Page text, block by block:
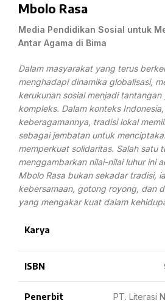
Mbolo Rasa
Media Pendidikan Sosial untuk
Antar Agama di Bima
Dalam masyarakat yang terus
menghadapi dinamika globalisasi,
kerukunan sosial menjadi tantangan
kompleks. Dalam konteks
keberagamannya, tradisi lokal
sebagai jembatan untuk
memperkuat solidaritas. Salah satu
menggambarkan nilai-nilai luhur ini
Mbolo Rasa bukan sekadar tradisi,
kebersamaan, gotong royong, dan
yang mengakar kuat dalam
Karya
ISBN
Penerbit PT. Literasi